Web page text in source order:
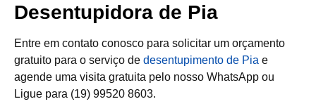
Desentupidora de Pia
Entre em contato conosco para solicitar um orçamento
gratuito para o serviço de desentupimento de Pia e
agende uma visita gratuita pelo nosso WhatsApp ou
Ligue para (19) 99520 8603.